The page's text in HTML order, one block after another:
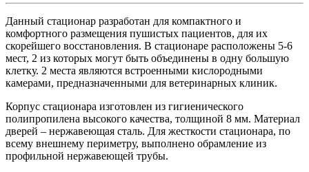
Данный стационар разработан для компактного и
комфортного размещения пушистых пациентов, для их
скорейшего восстановления. В стационаре расположены 5-6
мест, 2 из которых могут быть объединены в одну большую
клетку. 2 места являются встроенными кислородными
камерами, предназначенными для ветеринарных клиник.
Корпус стационара изготовлен из гигиенического
полипропилена высокого качества, толщиной 8 мм. Материал
дверей – нержавеющая сталь. Для жесткости стационара, по
всему внешнему периметру, выполнено обрамление из
профильной нержавеющей трубы.